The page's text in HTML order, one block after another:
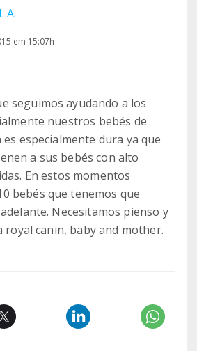
A.
em 15:07h
seguimos ayudando a los
nuestros bebés de
especialmente dura ya que
a sus bebés con alto
En estos momentos
bebés que tenemos que
Necesitamos pienso y
royal canin, baby and mother.